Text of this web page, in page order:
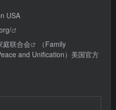
USA
庭联合会
（Family
and Unification）美国官方